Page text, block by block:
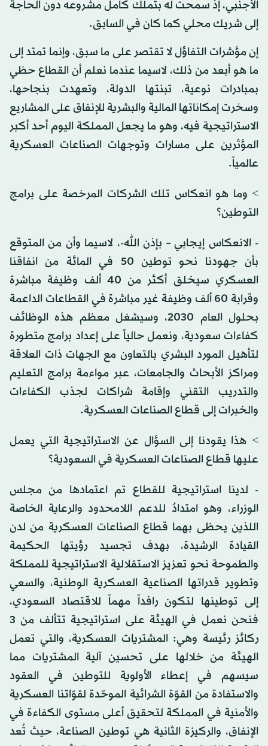
الأجنبي، إذ سمحت له بتملك كامل مشروعه دون الحاجة
إلى شريك محلي كما كان في السابق.
إن مؤشرات التفاؤل لا تقتصر على ما سبق، وإنما تمتد إلى
ما هو أبعد من ذلك، لاسيما عندما نعلم أن القطاع حظي
بمبادرات نوعية، تبنتها الدولة، وتعهدت بنجاحها،
وسخرت إمكاناتها المالية والبشرية للإنفاق على المشاريع
الاستراتيجية فيه، وهو ما يجعل المملكة اليوم أحد أكبر
المؤثرين على مسارات وتوجهات الصناعات العسكرية
عالمياً.
> وما هو انعكاس تلك الشركات المرخصة على برامج
التوطين؟
- الانعكاس إيجابي – بإذن الله-، لاسيما وأن من المتوقع
بأن جهودنا نحو توطين 50 في المائة من انفاقنا
العسكري سيخلق أكثر من 40 ألف وظيفة مباشرة
وقرابة 60 ألف وظيفة غير مباشرة في القطاعات الداعمة
بحلول العام 2030، وسيشغل معظم هذه الوظائف
كفاءات سعودية، ونعمل حالياً على إعداد برامج متطورة
لتأهيل المورد البشري بالتعاون مع الجهات ذات العلاقة
ومراكز الأبحاث والجامعات، عبر مواءمة برامج التعليم
والتدريب التقني وإقامة شراكات لجذب الكفاءات
والخبرات إلى قطاع الصناعات العسكرية.
> هذا يقودنا إلى السؤال عن الاستراتيجية التي يعمل
عليها قطاع الصناعات العسكرية في السعودية؟
- لدينا استراتيجية للقطاع تم اعتمادها من مجلس
الوزراء، وهو امتدادٌ للدعم اللامحدود والرعاية الخاصة
اللذين يحظى بهما قطاع الصناعات العسكرية من لدن
القيادة الرشيدة، بهدف تجسيد رؤيتها الحكيمة
والطموحة نحو تعزيز الاستقلالية الاستراتيجية للمملكة
وتطوير قدراتها الصناعية العسكرية الوطنية، والسعي
إلى توطينها لتكون رافداً مهماً للاقتصاد السعودي،
فنحن نعمل في الهيئة على استراتيجية تتألف من 3
ركائز رئيسة وهي: المشتريات العسكرية، والتي تعمل
الهيئة من خلالها على تحسين آلية المشتريات مما
سيسهم في إعطاء الأولوية للتوطين في العقود
والاستفادة من القوّة الشرائية الموحّدة لقوّاتنا العسكرية
والأمنية في المملكة لتحقيق أعلى مستوى الكفاءة في
الإنفاق، والركيزة الثانية هي توطين الصناعة، حيث تُعد